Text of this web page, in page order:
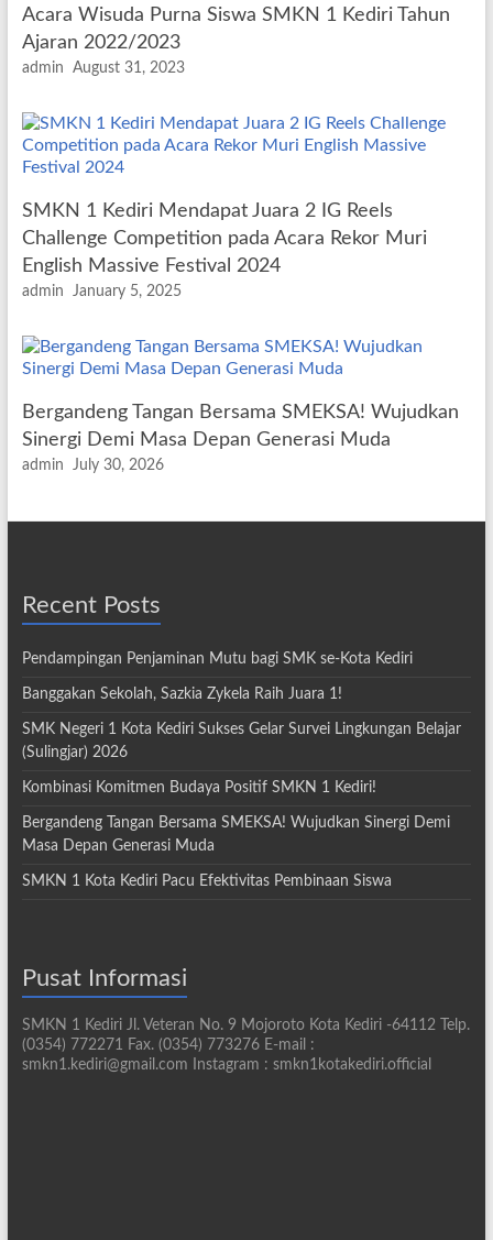
Acara Wisuda Purna Siswa SMKN 1 Kediri Tahun
Ajaran 2022/2023
admin August 31, 2023
SMKN 1 Kediri Mendapat Juara 2 IG Reels
Challenge Competition pada Acara Rekor Muri
English Massive Festival 2024
admin January 5, 2025
Bergandeng Tangan Bersama SMEKSA! Wujudkan
Sinergi Demi Masa Depan Generasi Muda
admin July 30, 2026
Recent Posts
Pendampingan Penjaminan Mutu bagi SMK se-Kota Kediri
Banggakan Sekolah, Sazkia Zykela Raih Juara 1!
SMK Negeri 1 Kota Kediri Sukses Gelar Survei Lingkungan Belajar
(Sulingjar) 2026
Kombinasi Komitmen Budaya Positif SMKN 1 Kediri!
Bergandeng Tangan Bersama SMEKSA! Wujudkan Sinergi Demi
Masa Depan Generasi Muda
SMKN 1 Kota Kediri Pacu Efektivitas Pembinaan Siswa
Pusat Informasi
SMKN 1 Kediri Jl. Veteran No. 9 Mojoroto Kota Kediri -64112 Telp.
(0354) 772271 Fax. (0354) 773276 E-mail :
smkn1.kediri@gmail.com Instagram : smkn1kotakediri.official